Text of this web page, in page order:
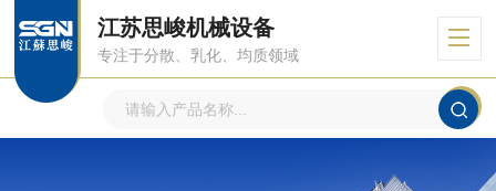
江苏思峻机械设备
专注于分散、乳化、均质领域